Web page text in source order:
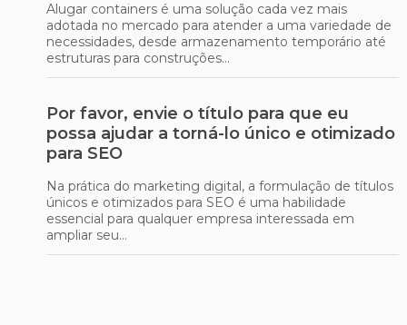
Alugar containers é uma solução cada vez mais
adotada no mercado para atender a uma variedade de
necessidades, desde armazenamento temporário até
estruturas para construções...
Por favor, envie o título para que eu
possa ajudar a torná-lo único e otimizado
para SEO
Na prática do marketing digital, a formulação de títulos
únicos e otimizados para SEO é uma habilidade
essencial para qualquer empresa interessada em
ampliar seu...